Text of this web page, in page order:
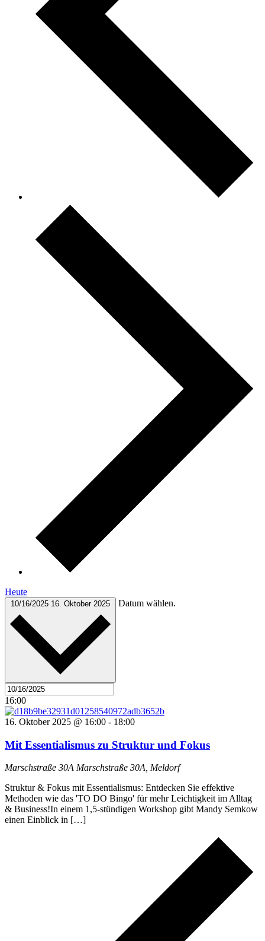
Heute
10/16/2025 16. Oktober 2025 Datum wählen.
16:00
16. Oktober 2025 @ 16:00 - 18:00
Mit Essentialismus zu Struktur und Fokus
Marschstraße 30A Marschstraße 30A, Meldorf
Struktur & Fokus mit Essentialismus: Entdecken Sie effektive
Methoden wie das 'TO DO Bingo' für mehr Leichtigkeit im Alltag
& Business!In einem 1,5-stündigen Workshop gibt Mandy Semkow
einen Einblick in […]